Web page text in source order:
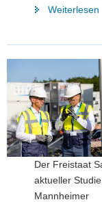
Weiterlesen
Der Freistaat
aktueller
Mannheimer